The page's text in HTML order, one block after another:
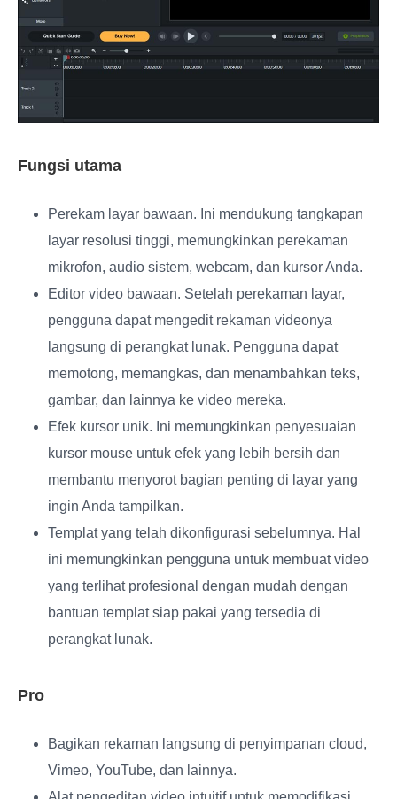
Fungsi utama
Perekam layar bawaan. Ini mendukung tangkapan
layar resolusi tinggi, memungkinkan perekaman
mikrofon, audio sistem, webcam, dan kursor Anda.
Editor video bawaan. Setelah perekaman layar,
pengguna dapat mengedit rekaman videonya
langsung di perangkat lunak. Pengguna dapat
memotong, memangkas, dan menambahkan teks,
gambar, dan lainnya ke video mereka.
Efek kursor unik. Ini memungkinkan penyesuaian
kursor mouse untuk efek yang lebih bersih dan
membantu menyorot bagian penting di layar yang
ingin Anda tampilkan.
Templat yang telah dikonfigurasi sebelumnya. Hal
ini memungkinkan pengguna untuk membuat video
yang terlihat profesional dengan mudah dengan
bantuan templat siap pakai yang tersedia di
perangkat lunak.
Pro
Bagikan rekaman langsung di penyimpanan cloud,
Vimeo, YouTube, dan lainnya.